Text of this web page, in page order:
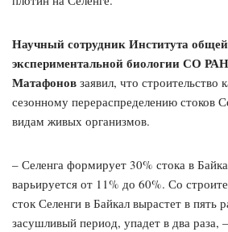
Научный сотрудник Института
экспериментальной биологии СО
Матафонов заявил, что строительство
сезонному перераспределению стоков
видам живых организмов.
– Селенга формирует 30% стока в
варьируется от 11% до 60%. Со
сток Селенги в Байкал вырастет в пять
засушливый период, упадет в два раза,